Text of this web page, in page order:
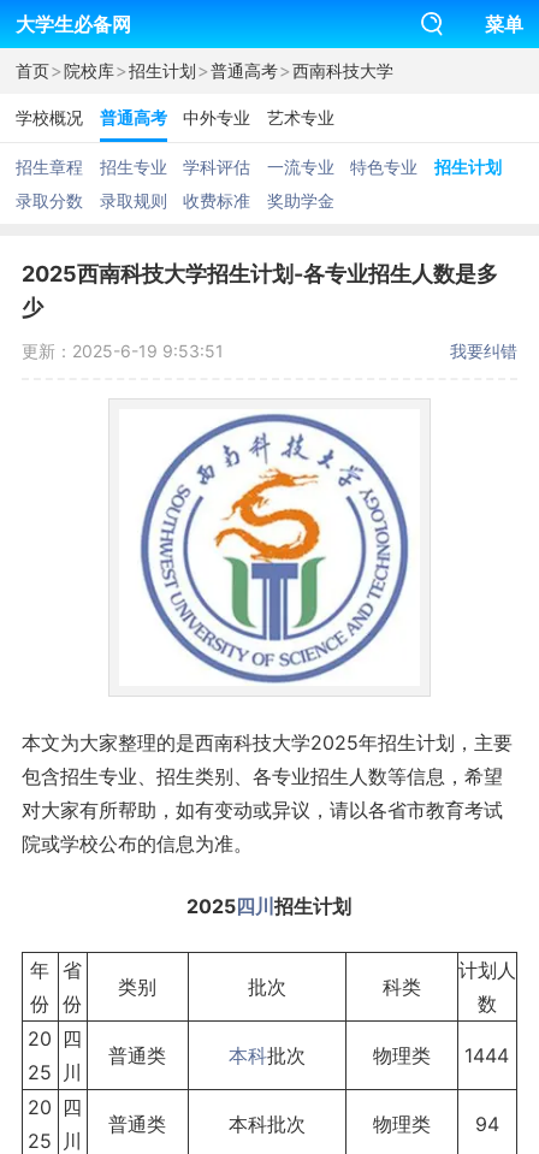
大学生必备网 菜单
首页>院校库>招生计划>普通高考>西南科技大学
学校概况 普通高考 中外专业 艺术专业
招生章程 招生专业 学科评估 一流专业 特色专业
招生计划
录取分数
录取规则 收费标准 奖助学金
2025西南科技大学招生计划-各专业招生人数是多
少
更新：2025-6-19 9:53:51 我要纠错
本文为大家整理的是西南科技大学2025年招生计划，主要
包含招生专业、招生类别、各专业招生人数等信息，希望
对大家有所帮助，如有变动或异议，请以各省市教育考试
院或学校公布的信息为准。
2025四川招生计划
年
份
省
份
类别 批次 科类
计划人
数
20
25
四
川
普通类 本科批次 物理类 1444
20
25
四
川
普通类 本科批次 物理类 94